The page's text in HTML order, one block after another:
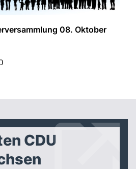
08. Oktober
CDU